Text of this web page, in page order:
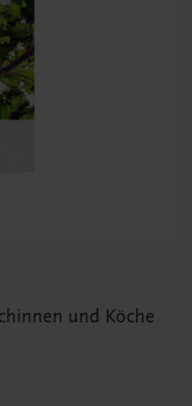
und Köche